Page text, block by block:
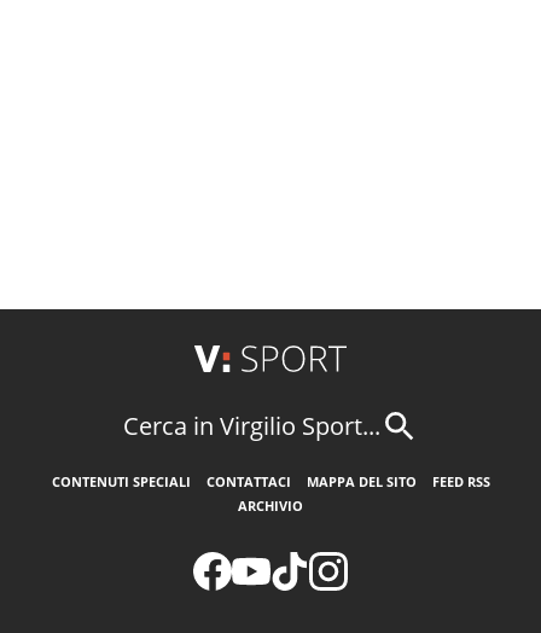
Cerca in Virgilio Sport...
CONTENUTI SPECIALI CONTATTACI MAPPA DEL SITO
FEED RSS
ARCHIVIO